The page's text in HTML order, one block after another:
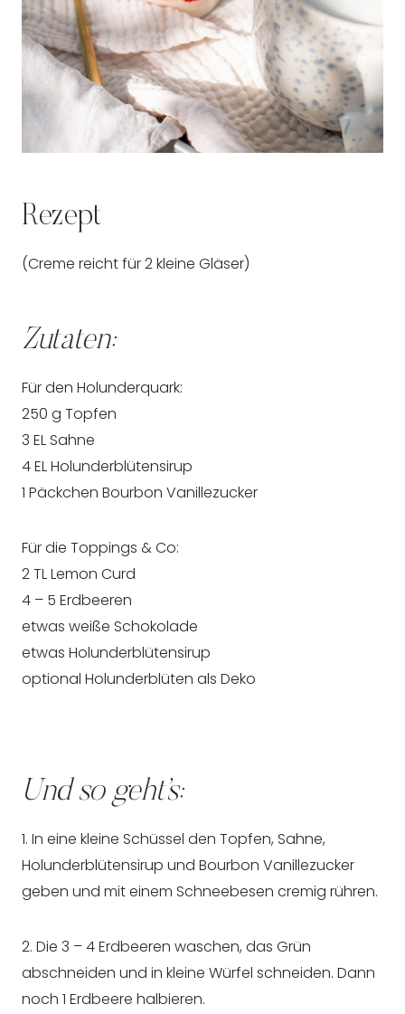
Rezept
(Creme reicht für 2 kleine Gläser)
Zutaten:
Für den Holunderquark:
250 g Topfen
3 EL Sahne
4 EL Holunderblütensirup
1 Päckchen Bourbon Vanillezucker
Für die Toppings & Co:
2 TL Lemon Curd
4 – 5 Erdbeeren
etwas weiße Schokolade
etwas Holunderblütensirup
optional Holunderblüten als Deko
Und so geht’s:
1. In eine kleine Schüssel den Topfen, Sahne,
Holunderblütensirup und Bourbon Vanillezucker
geben und mit einem Schneebesen cremig rühren.
2. Die 3 – 4 Erdbeeren waschen, das Grün
abschneiden und in kleine Würfel schneiden. Dann
noch 1 Erdbeere halbieren.